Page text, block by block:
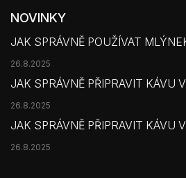
NOVINKY
JAK SPRÁVNĚ POUŽÍVAT
26.8.2025
JAK SPRÁVNĚ PŘIPRAVIT KÁVU
26.8.2025
JAK SPRÁVNĚ PŘIPRAVIT KÁVU
26.8.2025